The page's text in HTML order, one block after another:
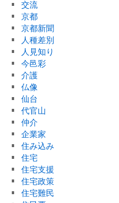
交流
京都
京都新聞
人種差別
人見知り
今邑彩
介護
仏像
仙台
代官山
仲介
企業家
住み込み
住宅
住宅支援
住宅政策
住宅難民